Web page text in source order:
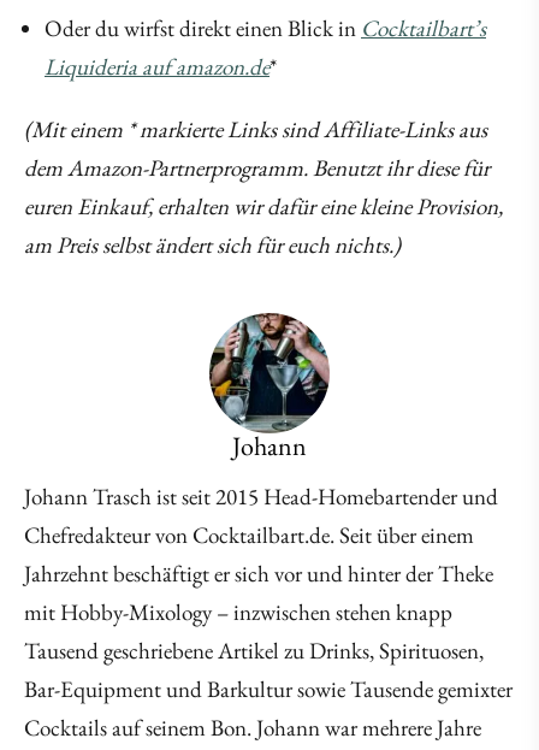
Oder du wirfst direkt einen Blick in Cocktailbart’s
Liquideria auf amazon.de*
(Mit einem * markierte Links sind Affiliate-Links aus
dem Amazon-Partnerprogramm. Benutzt ihr diese für
euren Einkauf, erhalten wir dafür eine kleine Provision,
am Preis selbst ändert sich für euch nichts.)
Johann
Johann Trasch ist seit 2015 Head-Homebartender und
Chefredakteur von Cocktailbart.de. Seit über einem
Jahrzehnt beschäftigt er sich vor und hinter der Theke
mit Hobby-Mixology – inzwischen stehen knapp
Tausend geschriebene Artikel zu Drinks, Spirituosen,
Bar-Equipment und Barkultur sowie Tausende gemixter
Cocktails auf seinem Bon. Johann war mehrere Jahre